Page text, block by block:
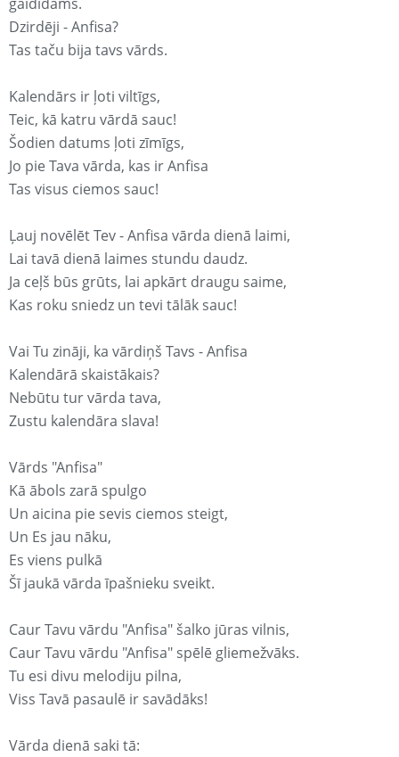
Dzirdēji - Anfisa?
Tas taču bija tavs vārds.
Kalendārs ir ļoti viltīgs,
Teic, kā katru vārdā sauc!
Šodien datums ļoti zīmīgs,
Jo pie Tava vārda, kas ir Anfisa
Tas visus ciemos sauc!
Ļauj novēlēt Tev - Anfisa vārda dienā laimi,
Lai tavā dienā laimes stundu daudz.
Ja ceļš būs grūts, lai apkārt draugu saime,
Kas roku sniedz un tevi tālāk sauc!
Vai Tu zināji, ka vārdiņš Tavs - Anfisa
Kalendārā skaistākais?
Nebūtu tur vārda tava,
Zustu kalendāra slava!
Vārds "Anfisa"
Kā ābols zarā spulgo
Un aicina pie sevis ciemos steigt,
Un Es jau nāku,
Es viens pulkā
Šī jaukā vārda īpašnieku sveikt.
Caur Tavu vārdu "Anfisa" šalko jūras vilnis,
Caur Tavu vārdu "Anfisa" spēlē gliemežvāks.
Tu esi divu melodiju pilna,
Viss Tavā pasaulē ir savādāks!
Vārda dienā saki tā: